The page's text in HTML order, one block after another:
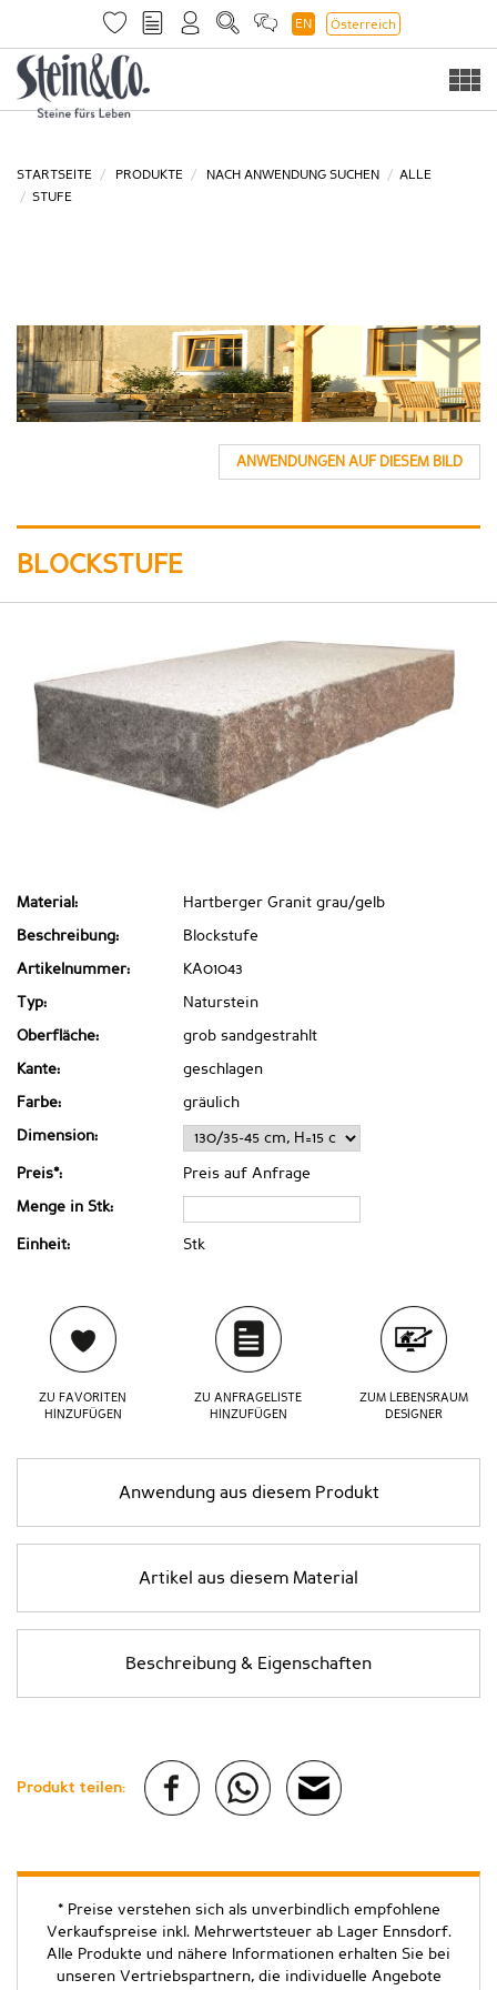
EN Österreich
STARTSEITE PRODUKTE NACH ANWENDUNG SUCHEN
ALLE
STUFE
ANWENDUNGEN AUF DIESEM BILD
BLOCKSTUFE
Material: Hartberger Granit grau/gelb
Beschreibung: Blockstufe
Artikelnummer: KA01043
Typ: Naturstein
Oberfläche: grob sandgestrahlt
Kante: geschlagen
Farbe: gräulich
Dimension:
Preis*: Preis auf Anfrage
Menge in Stk:
Einheit: Stk
ZU FAVORITEN
HINZUFÜGEN
ZU ANFRAGELISTE
HINZUFÜGEN
ZUM LEBENSRAUM
DESIGNER
Anwendung aus diesem Produkt
Artikel aus diesem Material
Beschreibung & Eigenschaften
Produkt teilen:
* Preise verstehen sich als unverbindlich empfohlene
Verkaufspreise inkl. Mehrwertsteuer ab Lager Ennsdorf.
Alle Produkte und nähere Informationen erhalten Sie bei
unseren Vertriebspartnern, die individuelle Angebote